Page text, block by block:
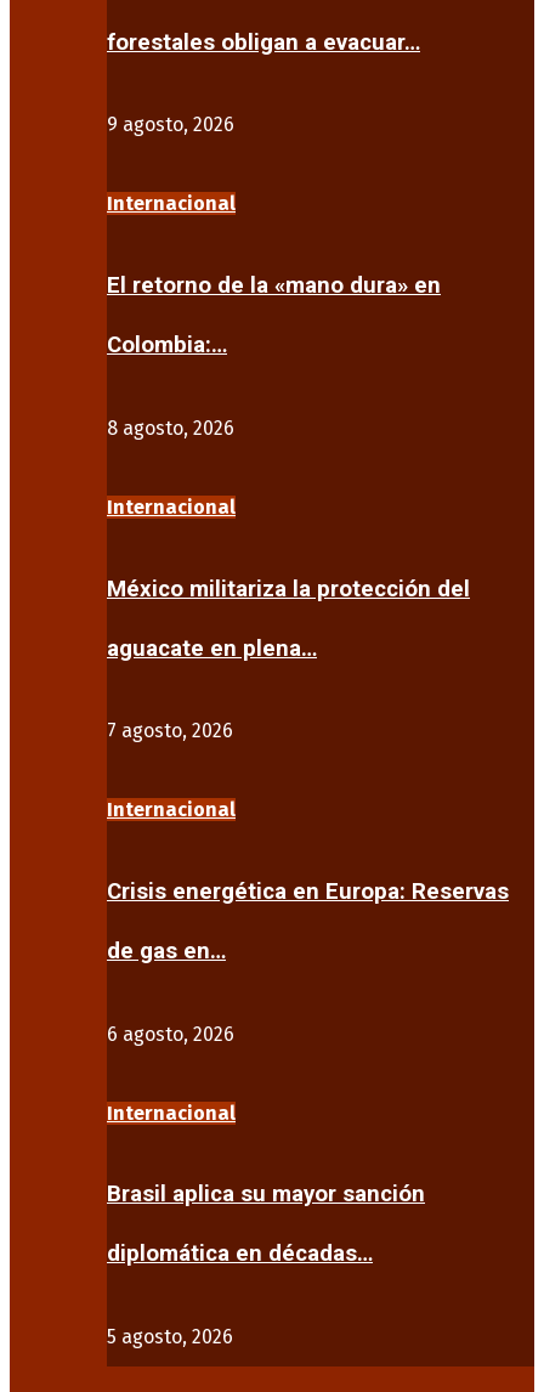
forestales obligan a evacuar…
9 agosto, 2026
Internacional
El retorno de la «mano dura» en
Colombia:…
8 agosto, 2026
Internacional
México militariza la protección del
aguacate en plena…
7 agosto, 2026
Internacional
Crisis energética en Europa: Reservas
de gas en…
6 agosto, 2026
Internacional
Brasil aplica su mayor sanción
diplomática en décadas…
5 agosto, 2026